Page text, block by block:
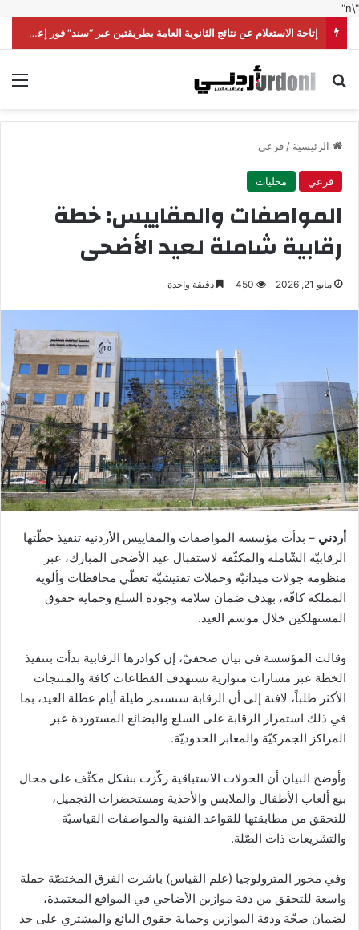
"\n"
إتاحة الاستعلام عن نتائج الثانوية العامة بطريقتين عبر “سند” فور إعلانها رسميا
بحث عن
الرئيسية /فرعي
فرعي محليات
المواصفات والمقاييس: خطة
رقابية شاملة لعيد الأضحى
مايو 21, 2026 450 دقيقة واحدة
أردني – بدأت مؤسسة المواصفات والمقاييس الأردنية تنفيذ خطّتها
الرقابيّة الشّاملة والمكثّفة لاستقبال عيد الأضحى المبارك، عبر
منظومة جولات ميدانيّة وحملات تفتيشيّة تغطّي محافظات وألوية
المملكة كافّة، بهدف ضمان سلامة وجودة السلع وحماية حقوق
المستهلكين خلال موسم العيد.
وقالت المؤسسة في بيان صحفيّ، إن كوادرها الرقابية بدأت بتنفيذ
الخطة عبر مسارات متوازية تستهدف القطاعات كافة والمنتجات
الأكثر طلباً، لافتة إلى أن الرقابة ستستمر طيلة أيام عطلة العيد، بما
في ذلك استمرار الرقابة على السلع والبضائع المستوردة عبر
المراكز الجمركيّة والمعابر الحدوديّة.
وأوضح البيان أن الجولات الاستباقية ركّزت بشكل مكثّف على محال
بيع ألعاب الأطفال والملابس والأحذية ومستحضرات التجميل،
للتحقق من مطابقتها للقواعد الفنية والمواصفات القياسيّة
والتشريعات ذات الصّلة.
وفي محور المترولوجيا (علم القياس) باشرت الفرق المختصّة حملة
واسعة للتحقق من دقة موازين الأضاحي في المواقع المعتمدة،
لضمان صحّة ودقة الموازين وحماية حقوق البائع والمشتري على حد